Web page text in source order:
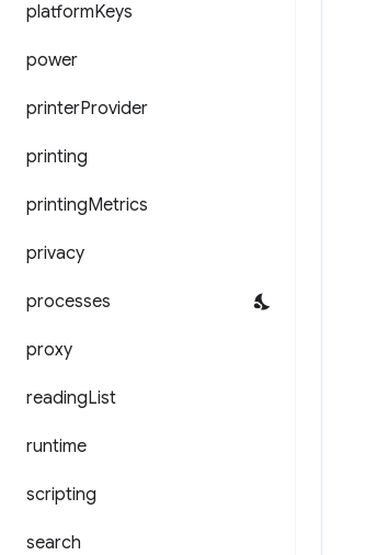
platformKeys
power
printerProvider
printing
printingMetrics
privacy
processes
proxy
readingList
runtime
scripting
search